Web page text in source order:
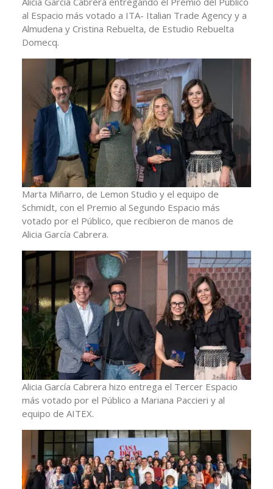
al Espacio más votado a ITA- Italian Trade Agency y a
Almudena y Cristina Rebuelta, de Estudio Rebuelta
Domecq.
Marta Miñarro, de Lemon Studio y el equipo de
Schmidt, con el Premio al Segundo Espacio más
votado por el Público, que recibieron de manos de
Alicia García Cabrera.
Alicia García Cabrera hizo entrega el Tercer Espacio
más votado por el Público a Mariana Paccieri y al
equipo de AITEX.